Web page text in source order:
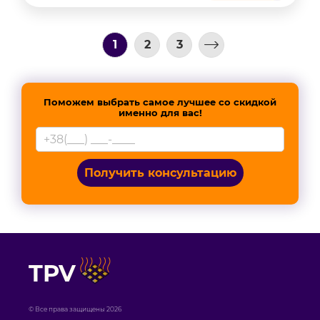
1 2 3
Поможем выбрать самое лучшее со скидкой
именно для вас!
Получить консультацию
TPV
© Все права защищены 2026